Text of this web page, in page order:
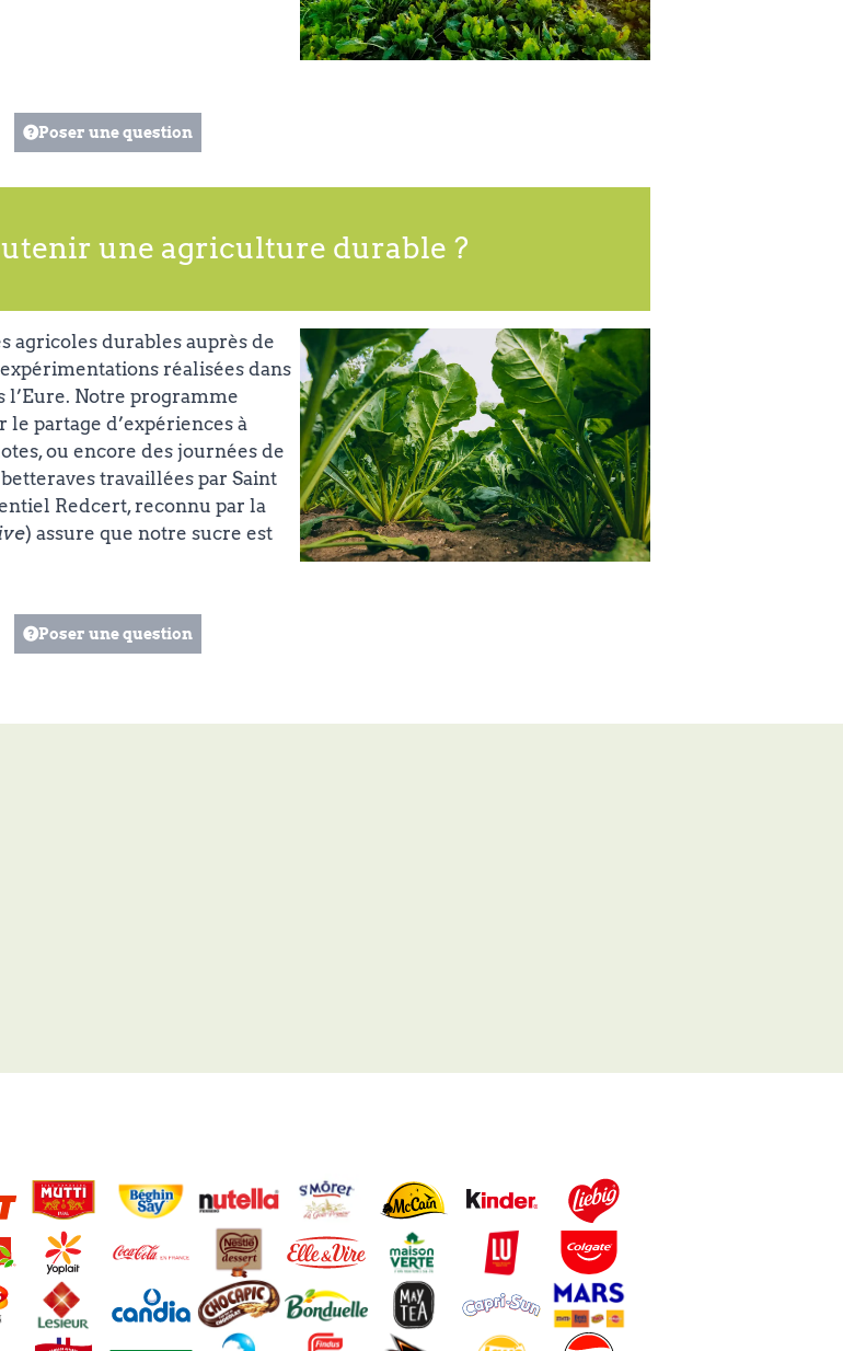
Poser une question
une agriculture durable ?
agricoles durables auprès de
réalisées dans
l’Eure. Notre programme
le partage d’expériences à
ou encore des journées de
travaillées par Saint
Redcert, reconnu par la
) assure que notre sucre est
Poser une question